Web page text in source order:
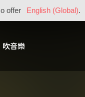
offer English (Global).
吹音樂